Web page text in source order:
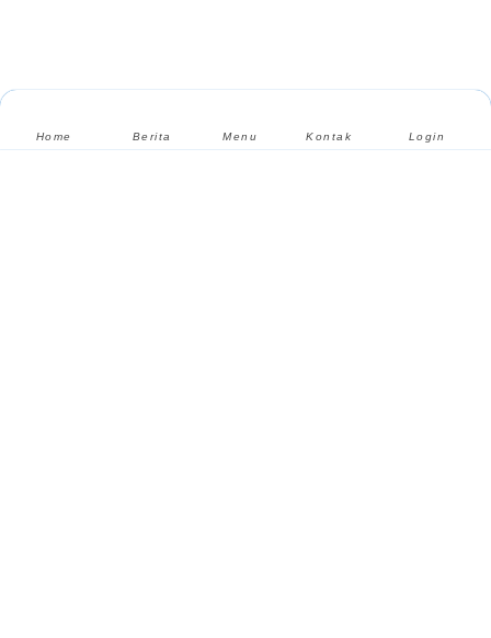
Home Berita Menu Kontak Login